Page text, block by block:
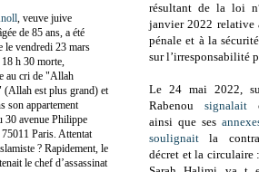
résultant de la loi
janvier 2022 relative
pénale et à la
sur l’irresponsabilité
Le 24 mai 2022,
Rabenou signalait
ainsi que ses
soulignait la
décret et la
, veuve juive
de 85 ans, a été
le vendredi 23 mars
h 30 morte,
au cri de "Allah
est plus grand) et
son appartement
30 avenue Philippe
Paris. Attentat
? Rapidement, le
le chef d’assassinat